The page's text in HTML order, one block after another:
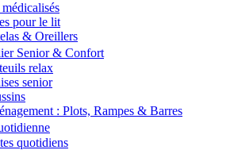
pour le lit
& Oreillers
Senior & Confort
relax
senior
: Plots, Rampes & Barres
quotidiens